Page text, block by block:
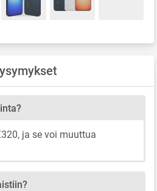
ja se voi muuttua